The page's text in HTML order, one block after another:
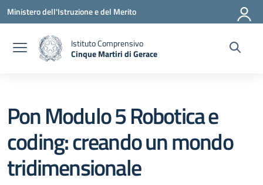
Vai ai contenuti
Vai al menu di navigazione
Vai al footer
Ministero dell'Istruzione e del Merito
Istituto Comprensivo
Cinque Martiri di Gerace
Pon Modulo 5 Robotica e
coding: creando un mondo
tridimensionale